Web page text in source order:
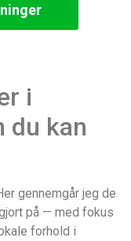
i
du kan
gennemgår jeg de
på — med fokus
forhold i